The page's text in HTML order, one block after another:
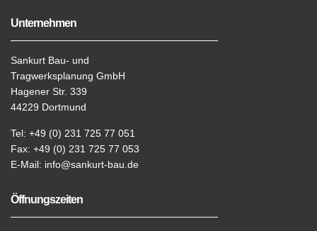
Unternehmen
Sankurt Bau- und
Tragwerksplanung GmbH
Hagener Str. 339
44229 Dortmund
Tel: +49 (0) 231 725 77 051
Fax: +49 (0) 231 725 77 053
E-Mail: info@sankurt-bau.de
Öffnungszeiten